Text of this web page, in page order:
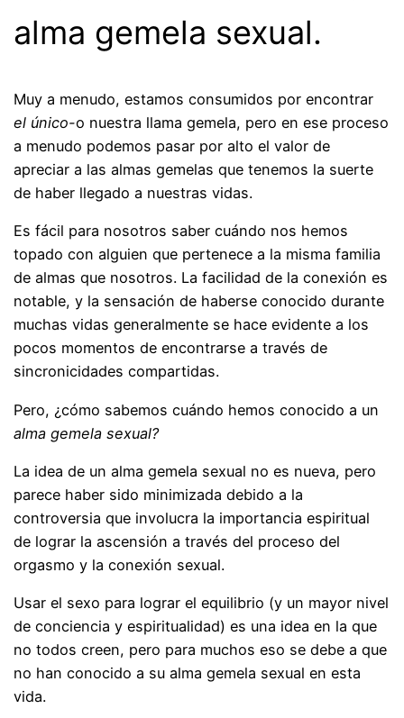
alma gemela sexual.
Muy a menudo, estamos consumidos por encontrar
el único-o nuestra llama gemela, pero en ese proceso
a menudo podemos pasar por alto el valor de
apreciar a las almas gemelas que tenemos la suerte
de haber llegado a nuestras vidas.
Es fácil para nosotros saber cuándo nos hemos
topado con alguien que pertenece a la misma familia
de almas que nosotros. La facilidad de la conexión es
notable, y la sensación de haberse conocido durante
muchas vidas generalmente se hace evidente a los
pocos momentos de encontrarse a través de
sincronicidades compartidas.
Pero, ¿cómo sabemos cuándo hemos conocido a un
alma gemela sexual?
La idea de un alma gemela sexual no es nueva, pero
parece haber sido minimizada debido a la
controversia que involucra la importancia espiritual
de lograr la ascensión a través del proceso del
orgasmo y la conexión sexual.
Usar el sexo para lograr el equilibrio (y un mayor nivel
de conciencia y espiritualidad) es una idea en la que
no todos creen, pero para muchos eso se debe a que
no han conocido a su alma gemela sexual en esta
vida.